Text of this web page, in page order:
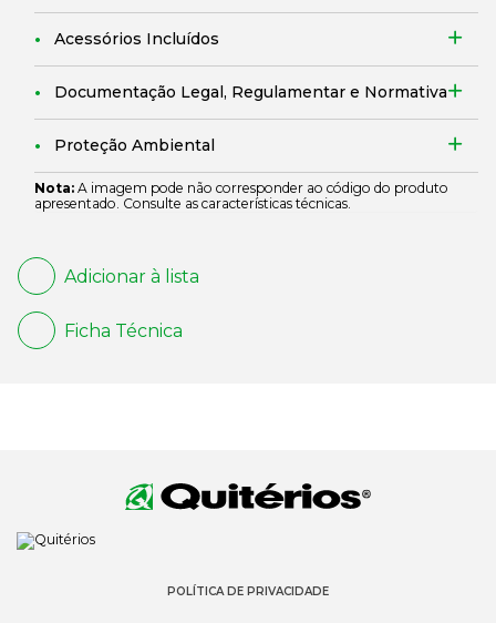
Acessórios Incluídos
Documentação Legal, Regulamentar e Normativa
Proteção Ambiental
Nota: A imagem pode não corresponder ao código do produto
apresentado. Consulte as características técnicas.
Adicionar à lista
Ficha Técnica
POLÍTICA DE PRIVACIDADE